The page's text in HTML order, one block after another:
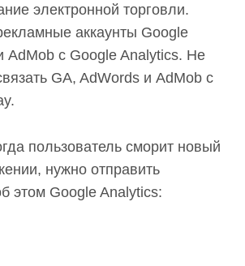
электронной торговли.
аккаунты Google
AdMob с Google Analytics. Не
GA, AdWords и AdMob c
пользователь сморит новый
нужно отправить
этом Google Analytics: